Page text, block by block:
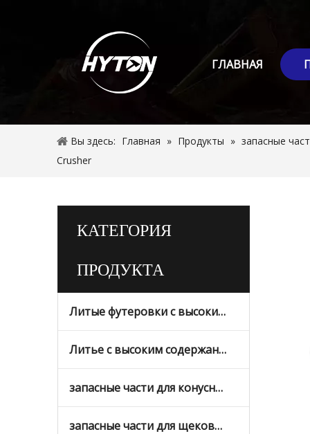
ГЛАВНАЯ
Вы здесь: Главная » Продукты » запасные
Crusher
КАТЕГОРИЯ
ПРОДУКТА
Литые футеровки с высоким содержанием марганца
Литье с высоким содержанием хрома
запасные части для конусных дробилок
запасные части для щековых дробилок